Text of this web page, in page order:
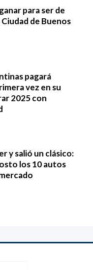
para ser de
Ciudad de Buenos
pagará
vez en su
2025 con
y salió un clásico:
los 10 autos